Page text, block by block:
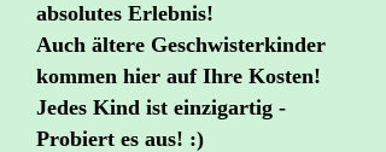
absolutes Erlebnis!
Auch ältere Geschwisterkinder
kommen hier auf Ihre Kosten!
Jedes Kind ist einzigartig -
Probiert es aus! :)